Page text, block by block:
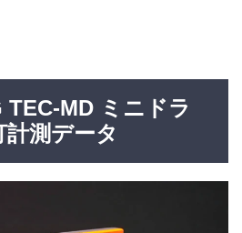
TEC-MD ミニドラ
測データ